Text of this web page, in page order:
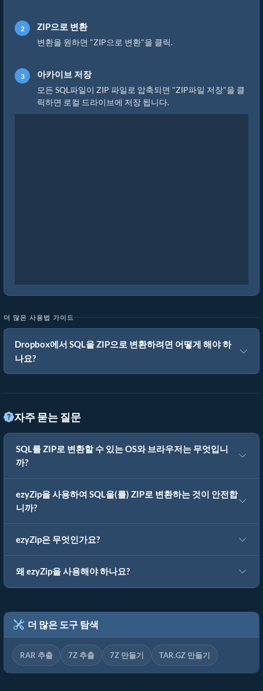
ZIP으로 변환
변환을 원하면 "ZIP으로 변환"을 클릭.
아카이브 저장
모든 SQL파일이 ZIP 파일로 압축되면 "ZIP파일 저장"을 클
릭하면 로컬 드라이브에 저장 됩니다.
더 많은 사용법 가이드
Dropbox에서 SQL을 ZIP으로 변환하려면 어떻게 해야 하
나요?
자주 묻는 질문
SQL를 ZIP로 변환할 수 있는 OS와 브라우저는 무엇입니
까?
ezyZip을 사용하여 SQL을(를) ZIP로 변환하는 것이 안전합
니까?
ezyZip은 무엇인가요?
왜 ezyZip을 사용해야 하나요?
더 많은 도구 탐색
RAR 추출 7Z 추출 7Z 만들기 TAR.GZ 만들기